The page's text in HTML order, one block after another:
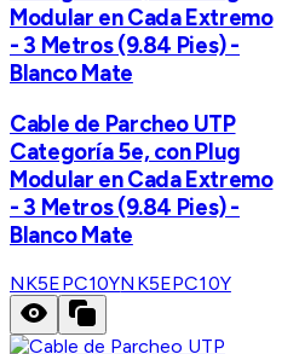
Modular en Cada Extremo
- 3 Metros (9.84 Pies) -
Blanco Mate
Cable de Parcheo UTP
Categoría 5e, con Plug
Modular en Cada Extremo
- 3 Metros (9.84 Pies) -
Blanco Mate
NK5EPC10YNK5EPC10Y